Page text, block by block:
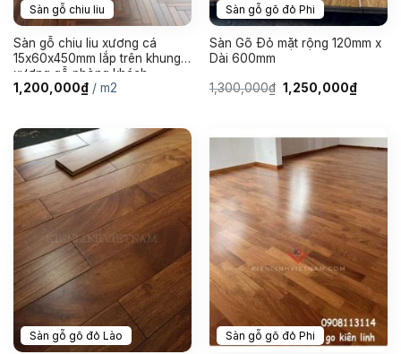
Sàn gỗ chiu liu
Sàn gỗ chiu liu xương cá
15x60x450mm lắp trên khung
xương gỗ phòng khách
1,200,000₫/ m2
Sàn gỗ gõ đỏ Phi
Sàn Gõ Đỏ mặt rộng 120mm x
Dài 600mm
1,300,000₫ Giá
gốc
1,250,000₫Giá
hiện
Sàn gỗ gõ đỏ Lào Sàn gỗ gõ đỏ Phi